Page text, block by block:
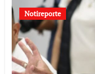
Notireporte